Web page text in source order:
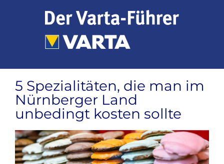
5 Spezialitäten, die man im
Nürnberger Land
unbedingt kosten sollte
Zeige
grösseres
Bild